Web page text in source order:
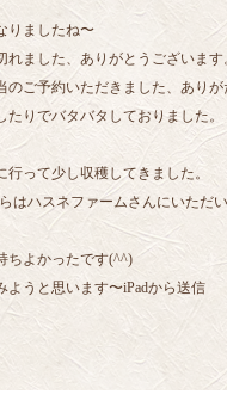
りましたね〜
れました、ありがとうございます
のご予約いただきました、あり
たりでバタバタしておりました。
って少し収穫してきました。
はハスネファームさんにいただ
ちよかったです(^^)
ようと思います〜iPadから送信